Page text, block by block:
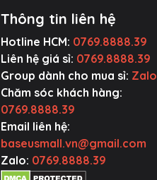
Thông tin liên hệ
Hotline HCM: 0769.8888.39
Liên hệ giá sỉ: 0769.8888.39
Group dành cho mua sỉ: Zalo
Chăm sóc khách hàng:
0769.8888.39
Email liên hệ:
baseusmall.vn@gmail.com
Zalo: 0769.8888.39